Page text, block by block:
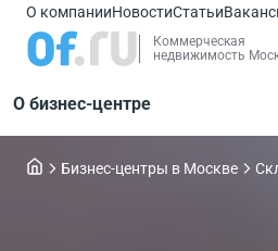
О компанииНовостиСтатьи
Коммерческая
недвижимость
О бизнес-центре
Бизнес-центры в Москве